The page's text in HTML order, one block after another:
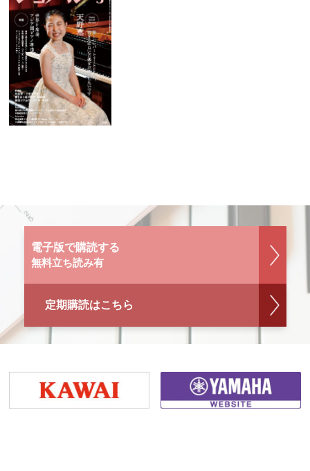
電子版で購読する
無料立ち読み有
定期購読はこちら